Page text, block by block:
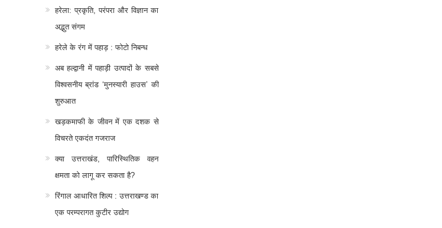
हरेला: प्रकृति, परंपरा और विज्ञान का
अद्भुत संगम
हरेले के रंग में पहाड़ : फोटो निबन्ध
अब हल्द्वानी में पहाड़ी उत्पादों के सबसे
विश्वसनीय ब्रांड ‘मुनस्यारी हाउस’ की
शुरुआत
खड़कमाफी के जीवन में एक दशक से
विचरते एकदंत गजराज
क्या उत्तराखंड, पारिस्थितिक वहन
क्षमता को लागू कर सकता है?
रिंगाल आधारित शिल्प : उत्तराखण्ड का
एक परम्परागत कुटीर उद्योग